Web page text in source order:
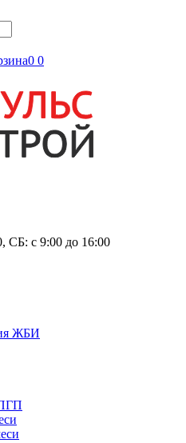
0 0
СБ: с 9:00 до 16:00
ЖБИ